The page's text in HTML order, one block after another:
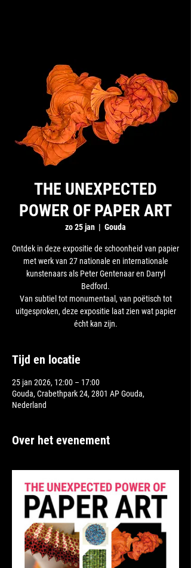
THE UNEXPECTED
POWER OF PAPER ART
zo 25 jan
  |
Gouda
Ontdek in deze expositie de schoonheid van papier
met werk van 27 nationale en internationale
kunstenaars als Peter Gentenaar en Darryl
Bedford.
Van subtiel tot monumentaal, van poëtisch tot
uitgesproken, deze expositie laat zien wat papier
Tijd en locatie
25 jan 2026, 12:00 – 17:00
Gouda, Crabethpark 24, 2801 AP Gouda,
Nederland
Over het evenement